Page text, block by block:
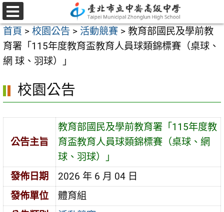
跳
至
主
要
內
區
選
單
首頁 > 校園公告 > 活動競賽 > 教育部國民及學前教
育署「115年度教育盃教育人員球類錦標賽（桌球、
網 球、羽球）」
校園公告
公告主旨
教育部國民及學前教育署「115年度教
育盃教育人員球類錦標賽（桌球、網
球、羽球）」
發佈日期
2026 年 6 月 04 日
發佈單位
體育組